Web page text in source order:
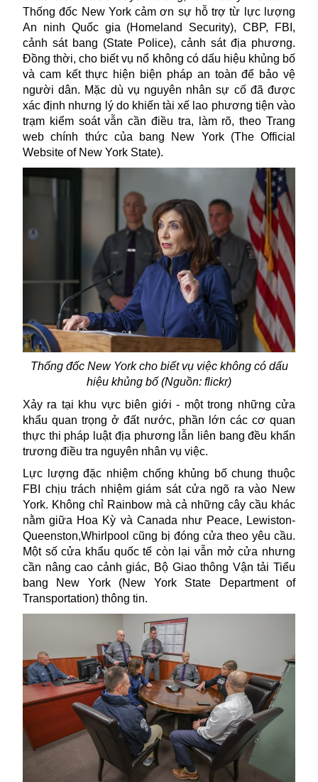
Thống đốc New York cảm ơn sự hỗ trợ từ lực lượng
An ninh Quốc gia (Homeland Security), CBP, FBI,
cảnh sát bang (State Police), cảnh sát địa phương.
Đồng thời, cho biết vụ nổ không có dấu hiệu khủng bố
và cam kết thực hiện biện pháp an toàn để bảo vệ
người dân. Mặc dù vụ nguyên nhân sự cố đã được
xác định nhưng lý do khiến tài xế lao phương tiện vào
trạm kiểm soát vẫn cần điều tra, làm rõ, theo Trang
web chính thức của bang New York (The Official
Website of New York State).
Thống đốc New York cho biết vụ việc không có dấu
hiệu khủng bố (Nguồn: flickr)
Xảy ra tại khu vực biên giới - một trong những cửa
khẩu quan trọng ở đất nước, phần lớn các cơ quan
thực thi pháp luật địa phương lẫn liên bang đều khẩn
trương điều tra nguyên nhân vụ việc.
Lực lượng đặc nhiệm chống khủng bố chung thuộc
FBI chịu trách nhiệm giám sát cửa ngõ ra vào New
York. Không chỉ Rainbow mà cả những cây cầu khác
nằm giữa Hoa Kỳ và Canada như Peace, Lewiston-
Queenston,Whirlpool cũng bị đóng cửa theo yêu cầu.
Một số cửa khẩu quốc tế còn lại vẫn mở cửa nhưng
cần nâng cao cảnh giác, Bộ Giao thông Vận tải Tiểu
bang New York (New York State Department of
Transportation) thông tin.